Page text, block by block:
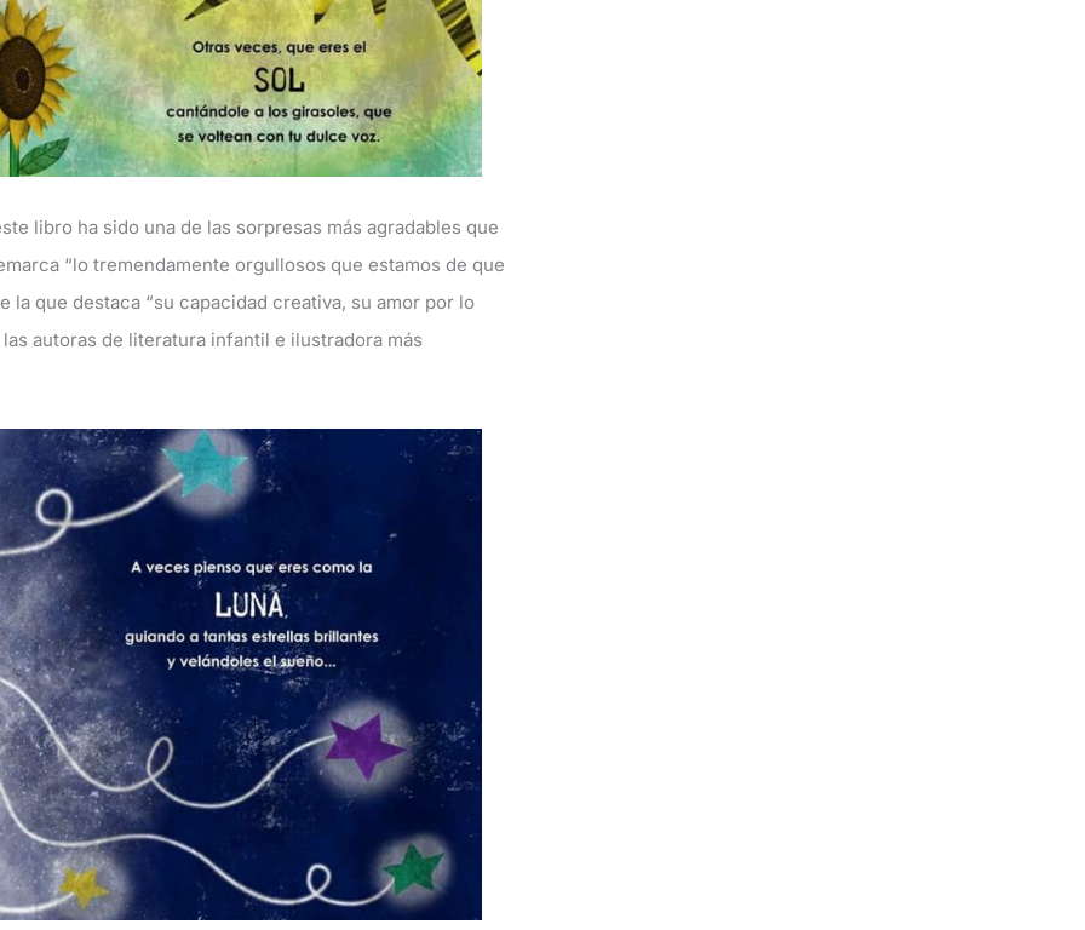
libro ha sido una de las sorpresas más agradables que
“lo tremendamente orgullosos que estamos de que
que destaca “su capacidad creativa, su amor por lo
autoras de literatura infantil e ilustradora más